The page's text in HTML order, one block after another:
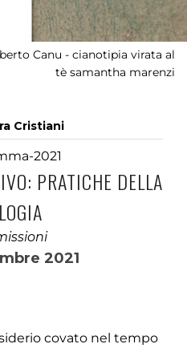
Canu - cianotipia virata al
tè samantha marenzi
Cristiani
2021
PRATICHE DELLA
2021
covato nel tempo